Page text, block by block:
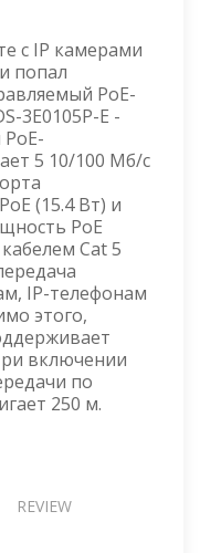
с IP камерами
попал
PoE-
3E0105P-E -
5 10/100 Мб/с
(15.4 Вт) и
PoE
Cat 5
IP-телефонам
этого,
включении
по
250 м.
REVIEW